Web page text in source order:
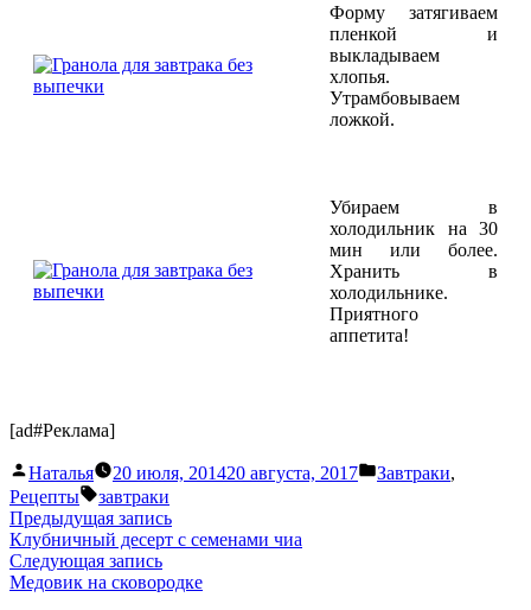
Форму затягиваем
пленкой и
выкладываем
хлопья.
Утрамбовываем
ложкой.
Убираем в
холодильник на 30
мин или более.
Хранить в
холодильнике.
Приятного
аппетита!
[ad#Реклама]
Написано
автором
Наталья 20 июля, 201420 августа, 2017
Написано
Завтраки,
Рецепты
Метки:
завтраки
Навигация
по
записям
Предыдущая записьПредыдущая
запись:
Клубничный десерт с семенами чиа
Следующая записьСледующая
запись:
Медовик на сковородке